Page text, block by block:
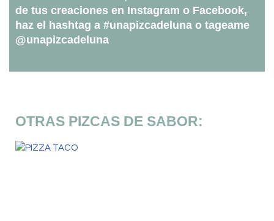
de tus creaciones en Instagram o Facebook,
haz el hashtag a #unapizcadeluna o tageame
@unapizcadeluna
OTRAS PIZCAS DE SABOR: